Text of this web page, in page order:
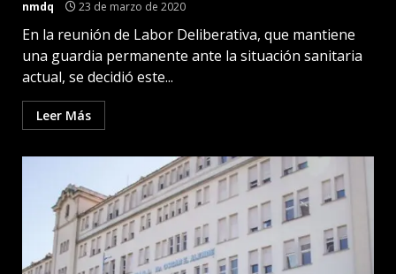
nmdq 23 de marzo de 2020
En la reunión de Labor Deliberativa, que mantiene
una guardia permanente ante la situación sanitaria
actual, se decidió este...
Leer Más